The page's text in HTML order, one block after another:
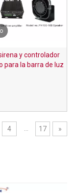
y controlador
para la barra de luz
4 17 »